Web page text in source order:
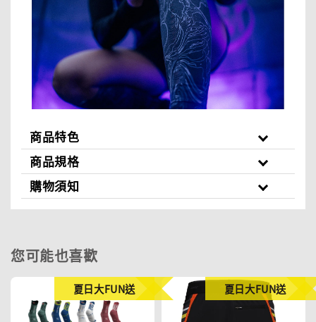
商品特色
商品規格
購物須知
您可能也喜歡
夏日大FUN送 夏日大FUN送